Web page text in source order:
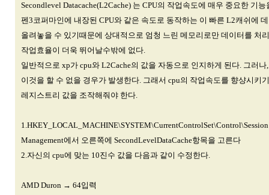
Secondlevel Datacache(L2Cache) 는 CPU의 작업속도에 매우 중요한 기
펜3코퍼마인에 내장된 CPU와 같은 속도로 동작하는 이 빠른 L2캐쉬에
올려놓을 수 있기때문에 상대적으로 엄청 느린 메모리로만 데이터를 처
작업효율이 더욱 뛰어날수밖에 없다.
일반적으로 xp가 cpu와 L2Cache의 값을 자동으로 인지하게 된다. 그러나
이것을 할 수 없을 경우가 발생한다. 그래서 cpu의 작업속도를 향샹시키
레지스트리 값을 조작해줘야 한다.
Management에서 오른쪽에 SecondLevelDataCache항목을 고른다
2.자신의 cpu에 맞는 10진수 값을 다음과 같이 수정한다.
AMD Duron → 64입력